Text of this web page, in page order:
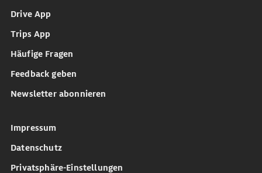
Drive App
Trips App
Häufige Fragen
Feedback geben
Newsletter abonnieren
Impressum
Datenschutz
Privatsphäre-Einstellungen